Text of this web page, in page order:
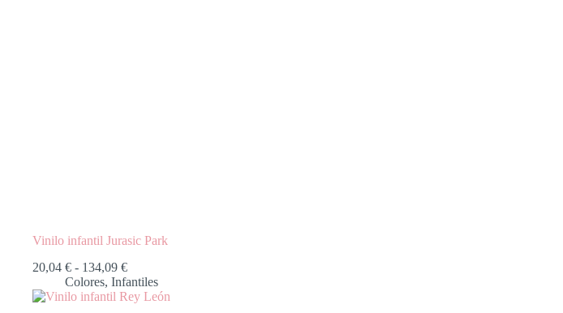
Vinilo infantil Jurasic Park
20,04 € - 134,09 €
Colores, Infantiles